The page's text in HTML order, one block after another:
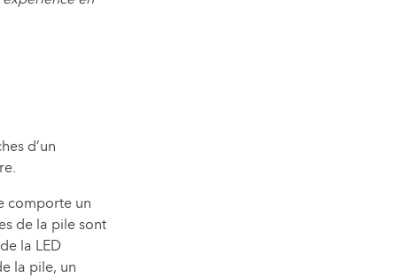
d’un
comporte un
de la pile sont
la LED
la pile, un